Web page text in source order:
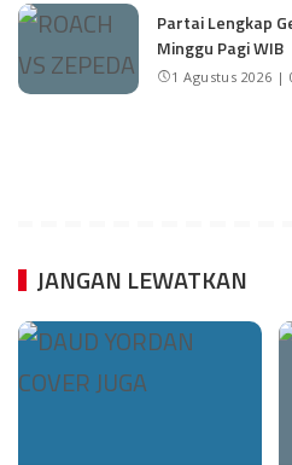
Partai Lengkap
Minggu Pagi WIB
1 Agustus 2026 |
JANGAN LEWATKAN